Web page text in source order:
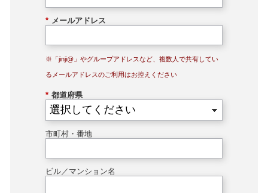
* メールアドレス
※「jinji@」やグループアドレスなど、複数人で共有してい
るメールアドレスのご利用はお控えください
* 都道府県
市町村・番地
ビル／マンション名